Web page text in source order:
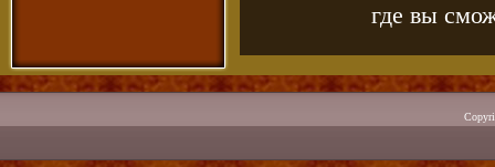
где вы